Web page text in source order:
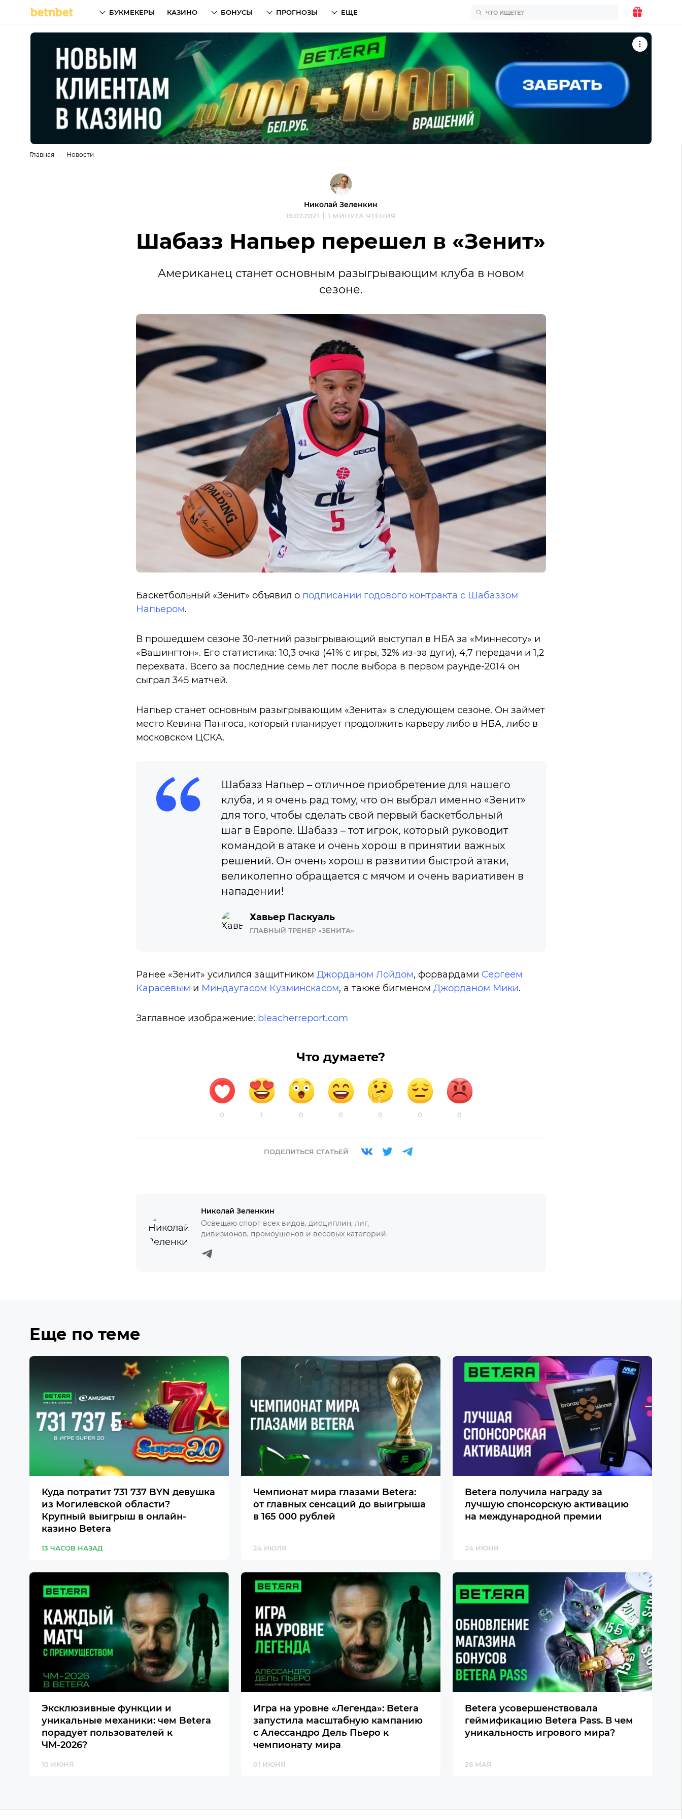
БУКМЕКЕРЫ КАЗИНО БОНУСЫ ПРОГНОЗЫ ЕЩЕ
Главная Новости
Николай Зеленкин
19.07.2021 1 МИНУТА ЧТЕНИЯ
Шабазз Напьер перешел в «Зенит»
Американец станет основным разыгрывающим клуба в новом
сезоне.
Баскетбольный «Зенит» объявил о подписании годового контракта с Шабаззом
Напьером.
В прошедшем сезоне 30-летний разыгрывающий выступал в НБА за «Миннесоту» и
«Вашингтон». Его статистика: 10,3 очка (41% с игры, 32% из-за дуги), 4,7 передачи и 1,2
перехвата. Всего за последние семь лет после выбора в первом раунде-2014 он
сыграл 345 матчей.
Напьер станет основным разыгрывающим «Зенита» в следующем сезоне. Он займет
место Кевина Пангоса, который планирует продолжить карьеру либо в НБА, либо в
московском ЦСКА.
Шабазз Напьер – отличное приобретение для нашего
клуба, и я очень рад тому, что он выбрал именно «Зенит»
для того, чтобы сделать свой первый баскетбольный
шаг в Европе. Шабазз – тот игрок, который руководит
командой в атаке и очень хорош в принятии важных
решений. Он очень хорош в развитии быстрой атаки,
великолепно обращается с мячом и очень вариативен в
нападении!
Хавьер Паскуаль
ГЛАВНЫЙ ТРЕНЕР «ЗЕНИТА»
Ранее «Зенит» усилился защитником Джорданом Лойдом, форвардами Сергеем
Карасевым и Миндаугасом Кузминскасом, а также бигменом Джорданом Мики.
Заглавное изображение: bleacherreport.com
Что думаете?
0 1 0 0 0 0 0
ПОДЕЛИТЬСЯ СТАТЬЕЙ
Николай Зеленкин
Освещаю спорт всех видов, дисциплин, лиг,
дивизионов, промоушенов и весовых категорий.
Еще по теме
Куда потратит 731 737 BYN девушка
из Могилевской области?
Крупный выигрыш в онлайн-
казино Betera
13 ЧАСОВ НАЗАД
Чемпионат мира глазами Betera:
от главных сенсаций до выигрыша
в 165 000 рублей
24 ИЮЛЯ
Betera получила награду за
лучшую спонсорскую активацию
на международной премии
24 ИЮНЯ
Эксклюзивные функции и
уникальные механики: чем Betera
порадует пользователей к
ЧМ-2026?
10 ИЮНЯ
Игра на уровне «Легенда»: Betera
запустила масштабную кампанию
с Алессандро Дель Пьеро к
чемпионату мира
01 ИЮНЯ
Betera усовершенствовала
геймификацию Betera Pass. В чем
уникальность игрового мира?
28 МАЯ